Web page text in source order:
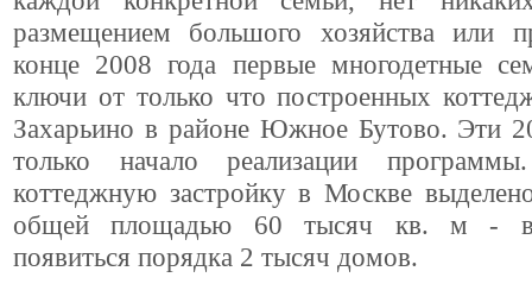
размещением большого хозяйства или
конце 2008 года первые многодетные
ключи от только что построенных
Захарьино в районе Южное Бутово. Эти
только начало реализации
коттеджную застройку в Москве
общей площадью 60 тысяч кв. м -
появиться порядка 2 тысяч домов.